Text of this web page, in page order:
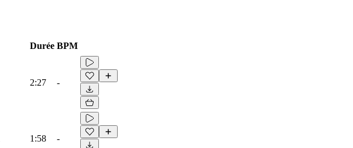
Durée BPM
2:27 -
1:58 -